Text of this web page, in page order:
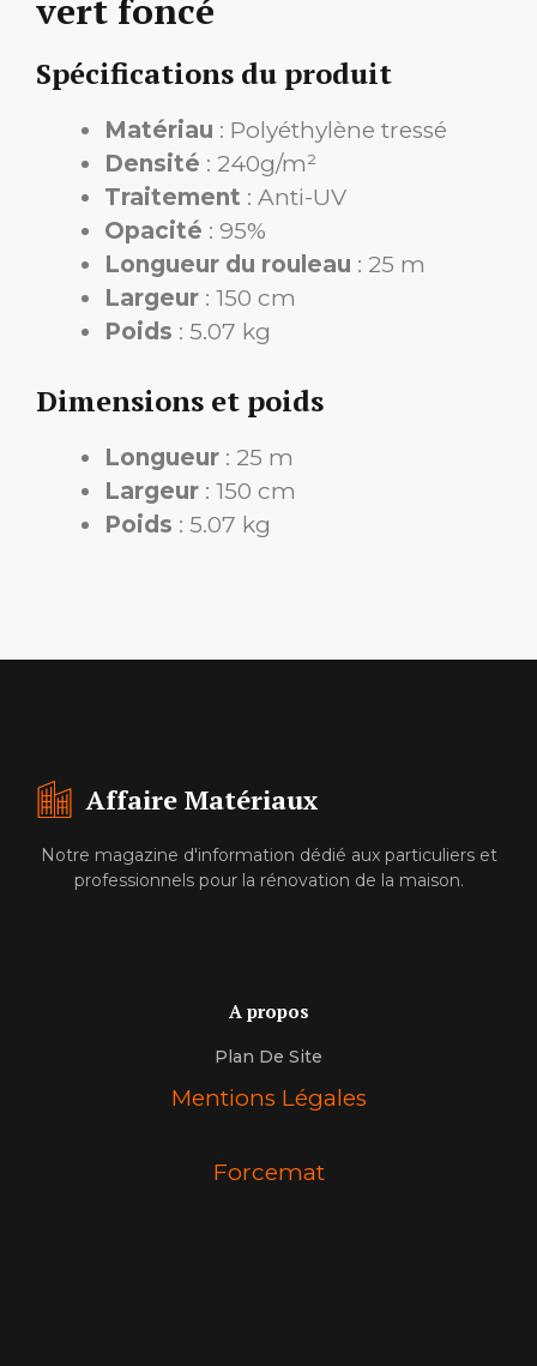
vert foncé
Spécifications du produit
Matériau : Polyéthylène tressé
Densité : 240g/m²
Traitement : Anti-UV
Opacité : 95%
Longueur du rouleau : 25 m
Largeur : 150 cm
Poids : 5.07 kg
Dimensions et poids
Longueur : 25 m
Largeur : 150 cm
Poids : 5.07 kg
Affaire Matériaux
Notre magazine d'information dédié aux particuliers et
professionnels pour la rénovation de la maison.
A propos
Plan De Site
Mentions Légales
Forcemat